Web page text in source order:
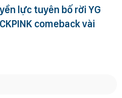
lực tuyên bố rời YG
comeback vài